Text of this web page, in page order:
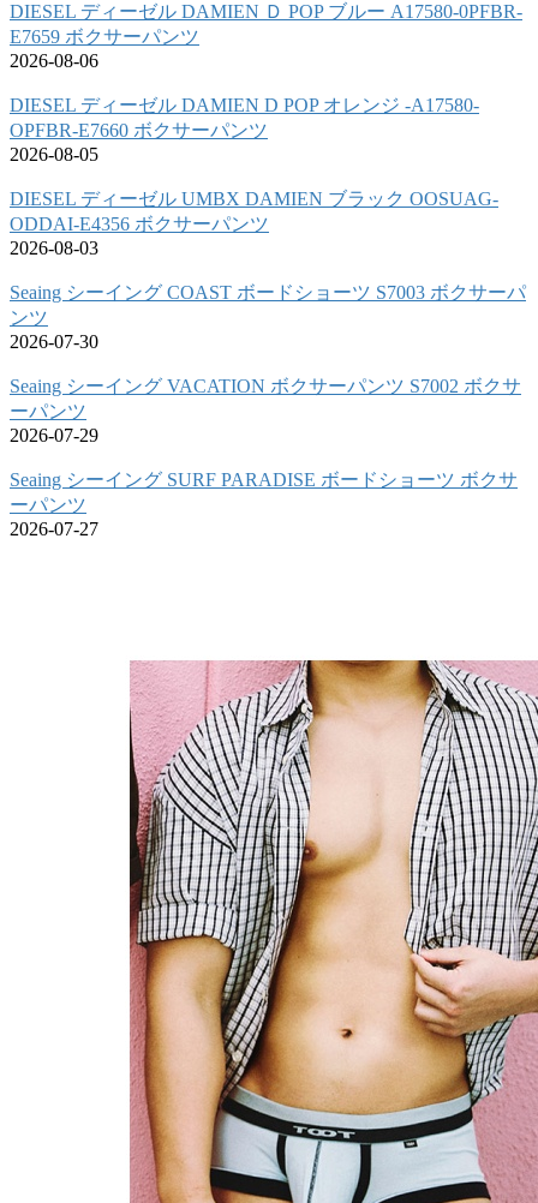
DIESEL ディーゼル DAMIEN Ｄ POP ブルー A17580-0PFBR-
E7659 ボクサーパンツ
2026-08-06
DIESEL ディーゼル DAMIEN D POP オレンジ -A17580-
OPFBR-E7660 ボクサーパンツ
2026-08-05
DIESEL ディーゼル UMBX DAMIEN ブラック OOSUAG-
ODDAI-E4356 ボクサーパンツ
2026-08-03
Seaing シーイング COAST ボードショーツ S7003 ボクサーパ
ンツ
2026-07-30
Seaing シーイング VACATION ボクサーパンツ S7002 ボクサ
ーパンツ
2026-07-29
Seaing シーイング SURF PARADISE ボードショーツ ボクサ
ーパンツ
2026-07-27